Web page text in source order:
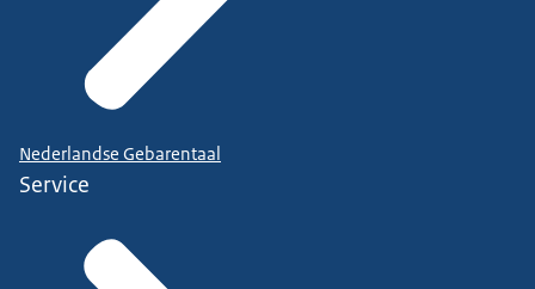
Nederlandse Gebarentaal
Service